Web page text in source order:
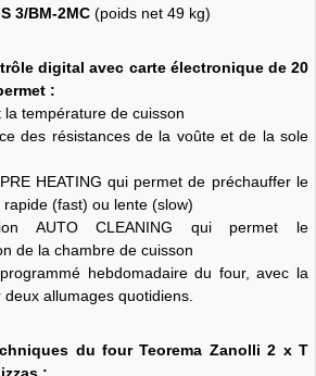
3/BM-2MC(poids net 49 kg)
digital avec carte électronique de 20
:
température de cuisson
des résistances de la voûte et de la sole
HEATING qui permet de préchauffer le
(fast) ou lente (slow)
AUTO CLEANING qui permet le
de la chambre de cuisson
hebdomadaire du four, avec la
deux allumages quotidiens.
du four Teorema Zanolli 2 x T